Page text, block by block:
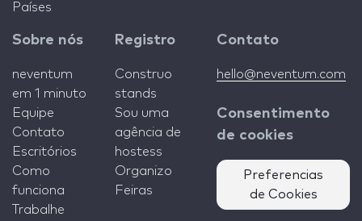
Países
Sobre nós
neventum
em 1 minuto
Equipe
Contato
Escritórios
Como
funciona
Trabalhe
Registro
Construo
stands
Sou uma
agência de
hostess
Organizo
Feiras
Contato
hello@neventum.com
Consentimento
de cookies
Preferencias
de Cookies